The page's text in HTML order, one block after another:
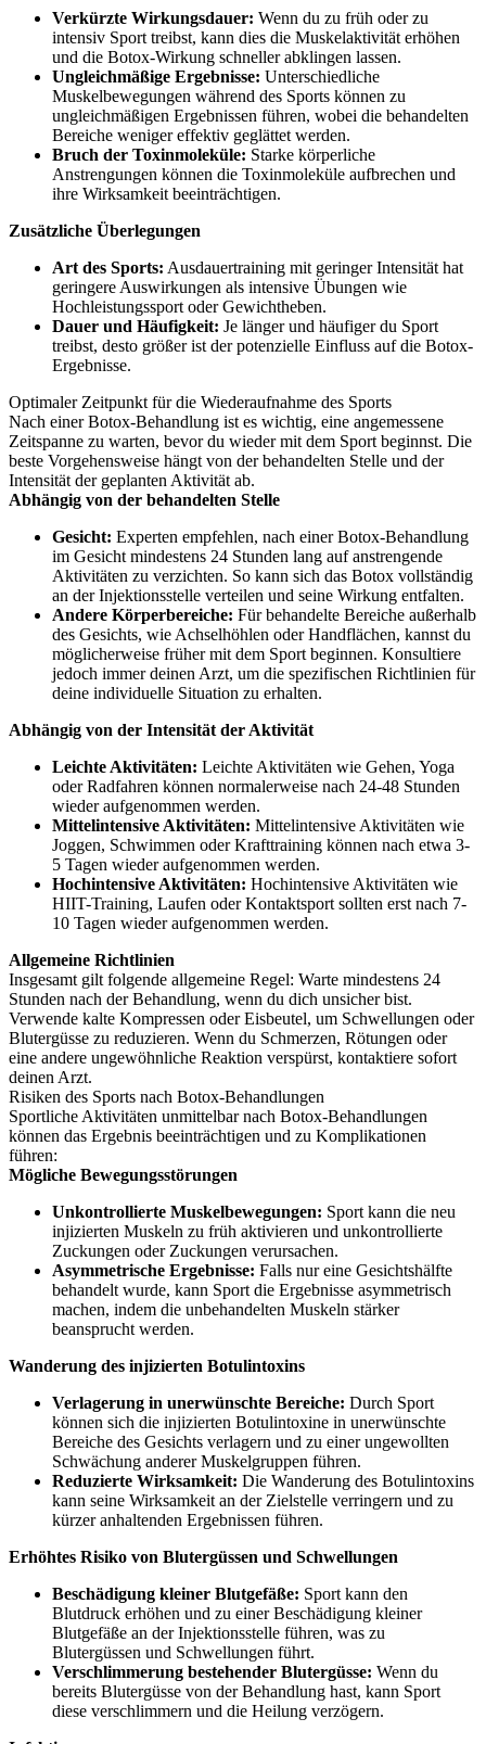
Verkürzte Wirkungsdauer: Wenn du zu früh oder zu
intensiv Sport treibst, kann dies die Muskelaktivität erhöhen
und die Botox-Wirkung schneller abklingen lassen.
Ungleichmäßige Ergebnisse: Unterschiedliche
Muskelbewegungen während des Sports können zu
ungleichmäßigen Ergebnissen führen, wobei die behandelten
Bereiche weniger effektiv geglättet werden.
Bruch der Toxinmoleküle: Starke körperliche
Anstrengungen können die Toxinmoleküle aufbrechen und
ihre Wirksamkeit beeinträchtigen.
Zusätzliche Überlegungen
Art des Sports: Ausdauertraining mit geringer Intensität hat
geringere Auswirkungen als intensive Übungen wie
Hochleistungssport oder Gewichtheben.
Dauer und Häufigkeit: Je länger und häufiger du Sport
treibst, desto größer ist der potenzielle Einfluss auf die Botox-
Ergebnisse.
Optimaler Zeitpunkt für die Wiederaufnahme des Sports
Nach einer Botox-Behandlung ist es wichtig, eine angemessene
Zeitspanne zu warten, bevor du wieder mit dem Sport beginnst. Die
beste Vorgehensweise hängt von der behandelten Stelle und der
Intensität der geplanten Aktivität ab.
Abhängig von der behandelten Stelle
Gesicht: Experten empfehlen, nach einer Botox-Behandlung
im Gesicht mindestens 24 Stunden lang auf anstrengende
Aktivitäten zu verzichten. So kann sich das Botox vollständig
an der Injektionsstelle verteilen und seine Wirkung entfalten.
Andere Körperbereiche: Für behandelte Bereiche außerhalb
des Gesichts, wie Achselhöhlen oder Handflächen, kannst du
möglicherweise früher mit dem Sport beginnen. Konsultiere
jedoch immer deinen Arzt, um die spezifischen Richtlinien für
deine individuelle Situation zu erhalten.
Abhängig von der Intensität der Aktivität
Leichte Aktivitäten: Leichte Aktivitäten wie Gehen, Yoga
oder Radfahren können normalerweise nach 24-48 Stunden
wieder aufgenommen werden.
Mittelintensive Aktivitäten: Mittelintensive Aktivitäten wie
Joggen, Schwimmen oder Krafttraining können nach etwa 3-
5 Tagen wieder aufgenommen werden.
Hochintensive Aktivitäten: Hochintensive Aktivitäten wie
HIIT-Training, Laufen oder Kontaktsport sollten erst nach 7-
10 Tagen wieder aufgenommen werden.
Allgemeine Richtlinien
Insgesamt gilt folgende allgemeine Regel: Warte mindestens 24
Stunden nach der Behandlung, wenn du dich unsicher bist.
Verwende kalte Kompressen oder Eisbeutel, um Schwellungen oder
Blutergüsse zu reduzieren. Wenn du Schmerzen, Rötungen oder
eine andere ungewöhnliche Reaktion verspürst, kontaktiere sofort
deinen Arzt.
Risiken des Sports nach Botox-Behandlungen
Sportliche Aktivitäten unmittelbar nach Botox-Behandlungen
können das Ergebnis beeinträchtigen und zu Komplikationen
führen:
Mögliche Bewegungsstörungen
Unkontrollierte Muskelbewegungen: Sport kann die neu
injizierten Muskeln zu früh aktivieren und unkontrollierte
Zuckungen oder Zuckungen verursachen.
Asymmetrische Ergebnisse: Falls nur eine Gesichtshälfte
behandelt wurde, kann Sport die Ergebnisse asymmetrisch
machen, indem die unbehandelten Muskeln stärker
beansprucht werden.
Wanderung des injizierten Botulintoxins
Verlagerung in unerwünschte Bereiche: Durch Sport
können sich die injizierten Botulintoxine in unerwünschte
Bereiche des Gesichts verlagern und zu einer ungewollten
Schwächung anderer Muskelgruppen führen.
Reduzierte Wirksamkeit: Die Wanderung des Botulintoxins
kann seine Wirksamkeit an der Zielstelle verringern und zu
kürzer anhaltenden Ergebnissen führen.
Erhöhtes Risiko von Blutergüssen und Schwellungen
Beschädigung kleiner Blutgefäße: Sport kann den
Blutdruck erhöhen und zu einer Beschädigung kleiner
Blutgefäße an der Injektionsstelle führen, was zu
Blutergüssen und Schwellungen führt.
Verschlimmerung bestehender Blutergüsse: Wenn du
bereits Blutergüsse von der Behandlung hast, kann Sport
diese verschlimmern und die Heilung verzögern.